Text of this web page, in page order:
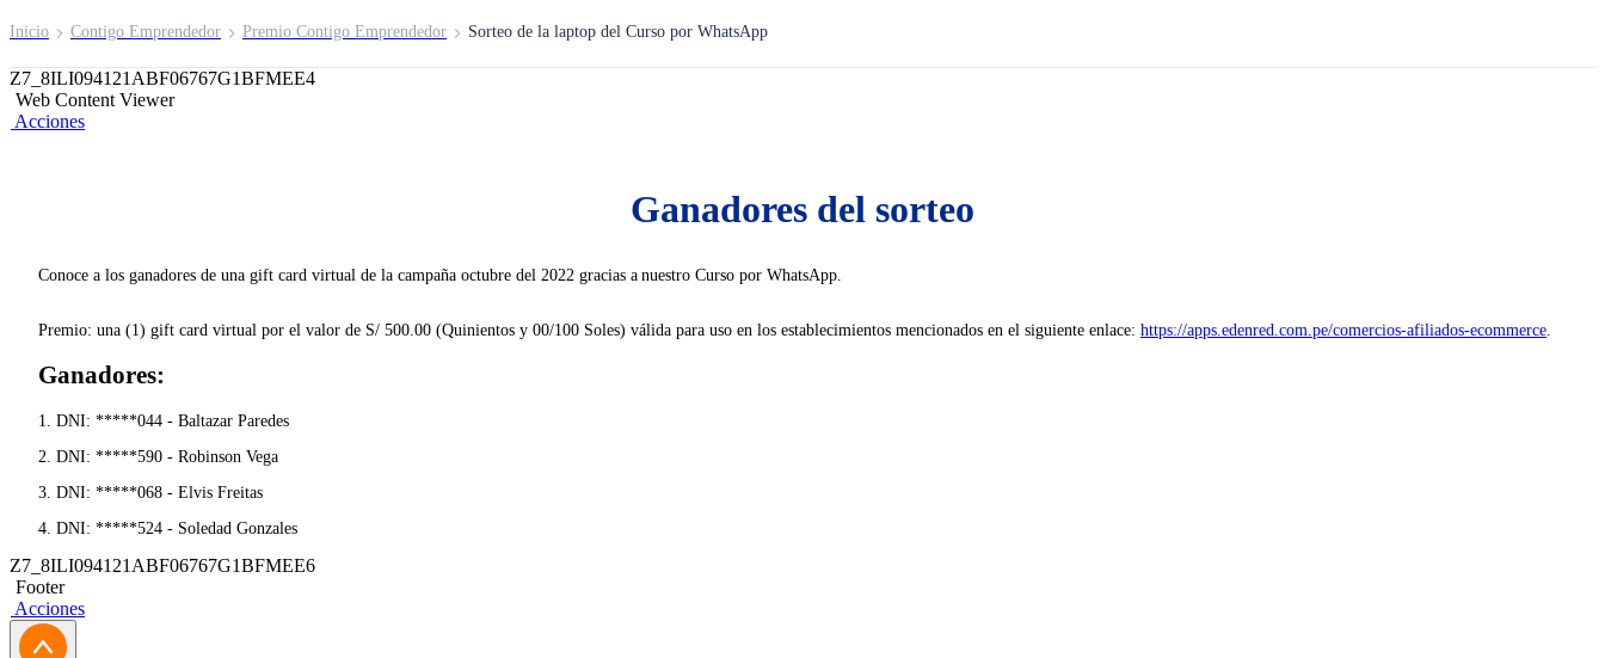
Inicio Contigo Emprendedor Premio Contigo Emprendedor Sorteo de la laptop del Curso por WhatsApp
Z7_8ILI094121ABF06767G1BFMEE4
Web Content Viewer
Acciones
Ganadores del sorteo
Conoce a los ganadores de una gift card virtual de la campaña octubre del 2022 gracias a nuestro Curso por WhatsApp.
Premio: una (1) gift card virtual por el valor de S/ 500.00 (Quinientos y 00/100 Soles) válida para uso en los establecimientos mencionados en el siguiente enlace: https://apps.edenred.com.pe/comercios-afiliados-ecommerce.
Ganadores:
1. DNI: *****044 - Baltazar Paredes
2. DNI: *****590 - Robinson Vega
3. DNI: *****068 - Elvis Freitas
4. DNI: *****524 - Soledad Gonzales
Z7_8ILI094121ABF06767G1BFMEE6
Footer
Acciones